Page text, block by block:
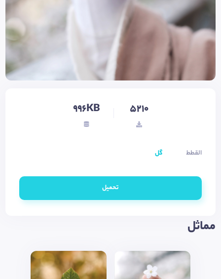
5210
996KB
القطط گل
تحميل
مماثل